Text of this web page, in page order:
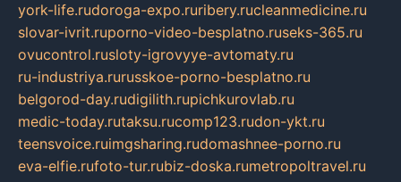
york-life.rudoroga-expo.ruribery.rucleanmedicine.ru
slovar-ivrit.ruporno-video-besplatno.ruseks-365.ru
ovucontrol.rusloty-igrovyye-avtomaty.ru
ru-industriya.rurusskoe-porno-besplatno.ru
belgorod-day.rudigilith.rupichkurovlab.ru
medic-today.rutaksu.rucomp123.rudon-ykt.ru
teensvoice.ruimgsharing.rudomashnee-porno.ru
eva-elfie.rufoto-tur.rubiz-doska.rumetropoltravel.ru